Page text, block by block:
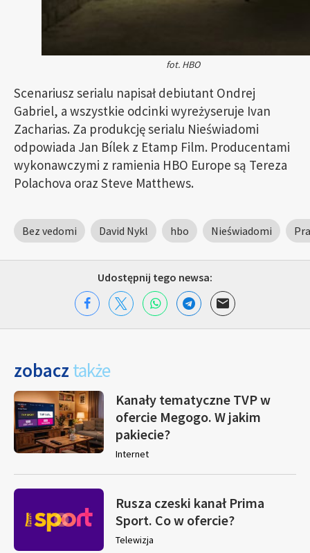
fot. HBO
Scenariusz serialu napisał debiutant Ondrej
Gabriel, a wszystkie odcinki wyreżyseruje Ivan
Zacharias. Za produkcję serialu Nieświadomi
odpowiada Jan Bílek z Etamp Film. Producentami
wykonawczymi z ramienia HBO Europe są Tereza
Polachova oraz Steve Matthews.
Bez vedomi David Nykl hbo Nieświadomi
Udostępnij tego newsa:
zobacz także
Kanały tematyczne TVP w
ofercie Megogo. W jakim
pakiecie?
Internet
Rusza czeski kanał Prima
Sport. Co w ofercie?
Telewizja